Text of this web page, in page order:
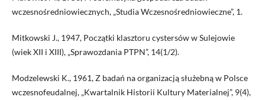
wczesnośredniowiecznych, „Studia Wczesnośredniowieczne”, 1.
Mitkowski J., 1947, Początki klasztoru cystersów w Sulejowie
(wiek XII i XIII), „Sprawozdania PTPN”, 14(1/2).
Modzelewski K., 1961, Z badań na organizacją służebną w Polsce
wczesnofeudalnej, „Kwartalnik Historii Kultury Materialnej”, 9(4),